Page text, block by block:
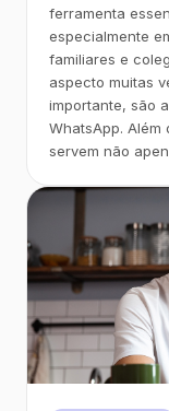
ferramenta
especialmente
familiares e
aspecto muitas
importante, são
WhatsApp.
servem não